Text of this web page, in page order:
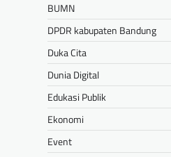
BUMN
DPDR kabupaten Bandung
Duka Cita
Dunia Digital
Edukasi Publik
Ekonomi
Event